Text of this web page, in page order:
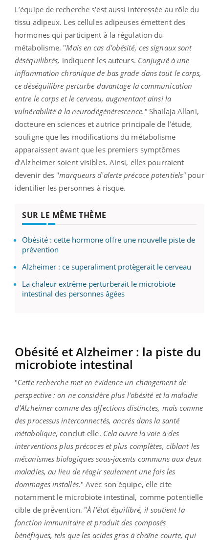
L’équipe de recherche s’est aussi intéressée au rôle du
tissu adipeux. Les cellules adipeuses émettent des
hormones qui participent à la régulation du
métabolisme. "Mais en cas d'obésité, ces signaux sont
déséquilibrés, indiquent les auteurs. Conjugué à une
inflammation chronique de bas grade dans tout le corps,
ce déséquilibre perturbe davantage la communication
entre le corps et le cerveau, augmentant ainsi la
vulnérabilité à la neurodégénérescence." Shailaja Allani,
docteure en sciences et autrice principale de l’étude,
souligne que les modifications du métabolisme
apparaissent avant que les premiers symptômes
d’Alzheimer soient visibles. Ainsi, elles pourraient
devenir des "marqueurs d'alerte précoce potentiels" pour
identifier les personnes à risque.
SUR LE MÊME THÈME
Obésité : cette hormone offre une nouvelle piste de
prévention
Alzheimer : ce superaliment protègerait le cerveau
La chaleur extrême perturberait le microbiote
intestinal des personnes âgées
Obésité et Alzheimer : la piste du
microbiote intestinal
"Cette recherche met en évidence un changement de
perspective : on ne considère plus l'obésité et la maladie
d'Alzheimer comme des affections distinctes, mais comme
des processus interconnectés, ancrés dans la santé
métabolique, conclut-elle. Cela ouvre la voie à des
interventions plus précoces et plus complètes, ciblant les
mécanismes biologiques sous-jacents communs aux deux
maladies, au lieu de réagir seulement une fois les
dommages installés." Avec son équipe, elle cite
notamment le microbiote intestinal, comme potentielle
cible de prévention. "À l'état équilibré, il soutient la
fonction immunitaire et produit des composés
bénéfiques, tels que les acides gras à chaîne courte, qui